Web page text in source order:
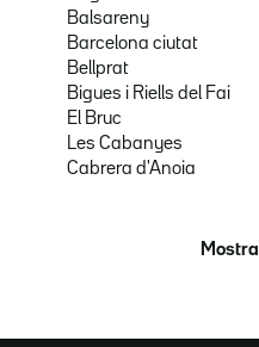
Balsareny
Barcelona ciutat
Bellprat
Bigues i Riells del Fai
El Bruc
Les Cabanyes
Cabrera d'Anoia